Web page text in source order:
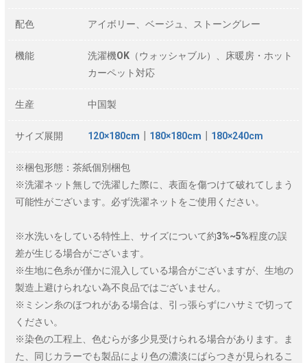
配色 アイボリー、ベージュ、ストーングレー
機能
洗濯機OK（ウォッシャブル）、床暖房・ホット
カーペット対応
生産 中国製
サイズ展開 120×180cm 180×180cm 180×240cm
※梱包形態：茶紙個別梱包
※洗濯ネット無しで洗濯した際に、表面を傷つけて破れてしまう
可能性がございます。必ず洗濯ネットをご使用ください。
※水洗いをしている特性上、サイズについて約3%~5%程度の誤
差が生じる場合がございます。
※生地に色糸が僅かに混入している場合がございますが、生地の
製造上避けられない為不良品ではございません。
※ミシン糸のほつれがある場合は、引っ張らずにハサミで切って
ください。
※染色の工程上、色むらが多少見受けられる場合があります。ま
た、同じカラーでも製品により色の濃淡にばらつきが見られるこ